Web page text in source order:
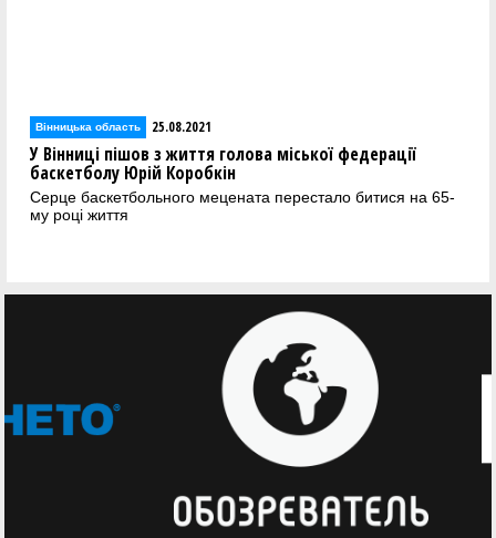
Вінницька область 25.08.2021
У Вінниці пішов з життя голова міської федерації
баскетболу Юрій Коробкін
Серце баскетбольного мецената перестало битися на 65-
му році життя